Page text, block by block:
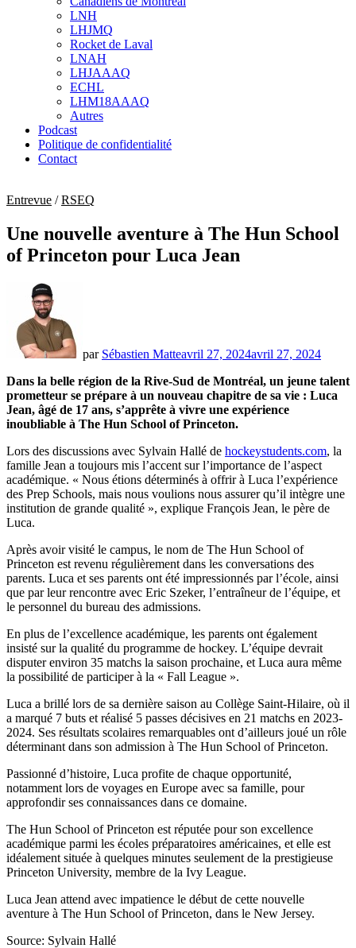
sub
menu
LNH
LHJMQ
Rocket de Laval
LNAH
LHJAAAQ
ECHL
LHM18AAAQ
Autres
Podcast
Politique de confidentialité
Contact
Entrevue /RSEQ
Une nouvelle aventure à The Hun School
of Princeton pour Luca Jean
par Sébastien Matteavril 27, 2024avril 27, 2024
Dans la belle région de la Rive-Sud de Montréal, un jeune talent
prometteur se prépare à un nouveau chapitre de sa vie : Luca
Jean, âgé de 17 ans, s’apprête à vivre une expérience
inoubliable à The Hun School of Princeton.
Lors des discussions avec Sylvain Hallé de hockeystudents.com, la
famille Jean a toujours mis l’accent sur l’importance de l’aspect
académique. « Nous étions déterminés à offrir à Luca l’expérience
des Prep Schools, mais nous voulions nous assurer qu’il intègre une
institution de grande qualité », explique François Jean, le père de
Luca.
Après avoir visité le campus, le nom de The Hun School of
Princeton est revenu régulièrement dans les conversations des
parents. Luca et ses parents ont été impressionnés par l’école, ainsi
que par leur rencontre avec Eric Szeker, l’entraîneur de l’équipe, et
le personnel du bureau des admissions.
En plus de l’excellence académique, les parents ont également
insisté sur la qualité du programme de hockey. L’équipe devrait
disputer environ 35 matchs la saison prochaine, et Luca aura même
la possibilité de participer à la « Fall League ».
Luca a brillé lors de sa dernière saison au Collège Saint-Hilaire, où il
a marqué 7 buts et réalisé 5 passes décisives en 21 matchs en 2023-
2024. Ses résultats scolaires remarquables ont d’ailleurs joué un rôle
déterminant dans son admission à The Hun School of Princeton.
Passionné d’histoire, Luca profite de chaque opportunité,
notamment lors de voyages en Europe avec sa famille, pour
approfondir ses connaissances dans ce domaine.
The Hun School of Princeton est réputée pour son excellence
académique parmi les écoles préparatoires américaines, et elle est
idéalement située à quelques minutes seulement de la prestigieuse
Princeton University, membre de la Ivy League.
Luca Jean attend avec impatience le début de cette nouvelle
aventure à The Hun School of Princeton, dans le New Jersey.
Source: Sylvain Hallé